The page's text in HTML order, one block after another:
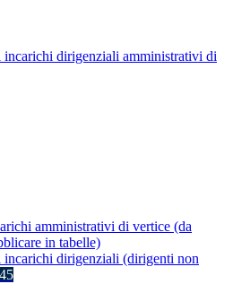
dirigenziali amministrativi di
amministrativi di vertice (da
in tabelle)
dirigenziali (dirigenti non
45